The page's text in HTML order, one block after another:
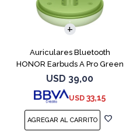
Auriculares Bluetooth
HONOR Earbuds A Pro Green
USD 39,00
USD 33,15